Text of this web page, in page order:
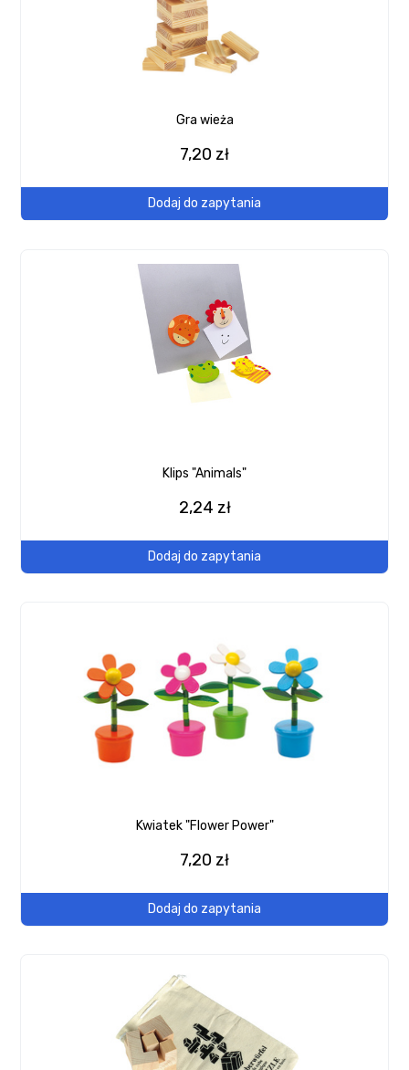
Gra wieża
7,20 zł
Dodaj do zapytania
Klips "Animals"
2,24 zł
Dodaj do zapytania
Kwiatek "Flower Power"
7,20 zł
Dodaj do zapytania